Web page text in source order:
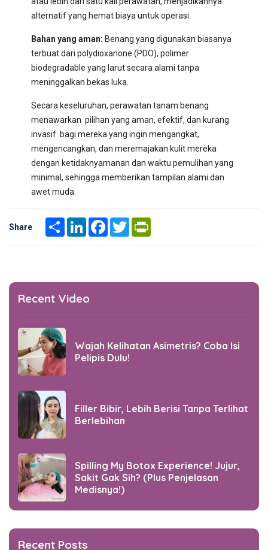
alternatif yang hemat biaya untuk operasi.
Bahan yang aman: Benang yang digunakan biasanya
terbuat dari polydioxanone (PDO), polimer
biodegradable yang larut secara alami tanpa
meninggalkan bekas luka.
Secara keseluruhan, perawatan tanam benang
menawarkan pilihan yang aman, efektif, dan kurang
invasif bagi mereka yang ingin mengangkat,
mengencangkan, dan meremajakan kulit mereka
dengan ketidaknyamanan dan waktu pemulihan yang
minimal, sehingga memberikan tampilan alami dan
awet muda.
Share Share LinkedInFacebook
Twitter
Recent Video
Wajah Kelihatan Asimetris? Coba Isi
Pelipis Dulu!
Filler Bibir, Lebih Berisi Tanpa Terlihat
Berlebihan
Spilling My Botox Experience! Jujur,
Sakit Gak Sih? (Plus Penjelasan
Medisnya!)
Recent Posts